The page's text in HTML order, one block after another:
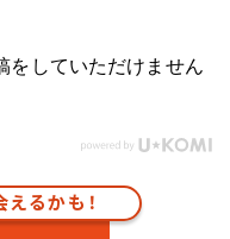
をしていただけません
るかも！